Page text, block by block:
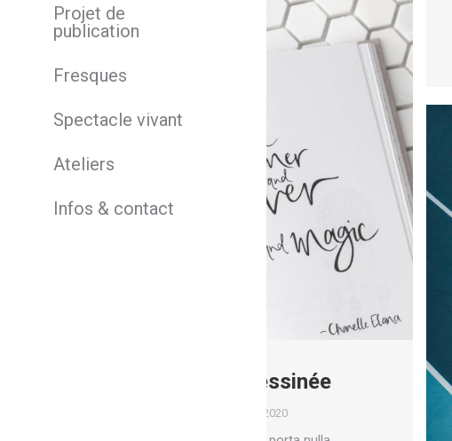
Ateliers bande dessinée
15 mars 2020
Projet de
publication
Fresques
Spectacle vivant
Ateliers
Infos & contact